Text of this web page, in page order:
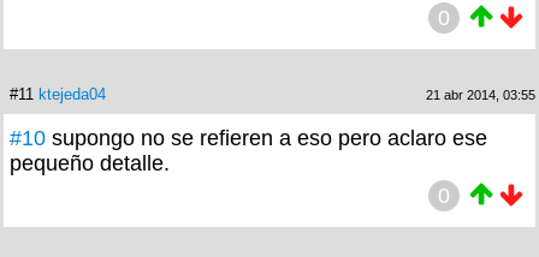
0
#11 ktejeda04 21 abr 2014, 03:55
#10 supongo no se refieren a eso pero aclaro ese
pequeño detalle.
0